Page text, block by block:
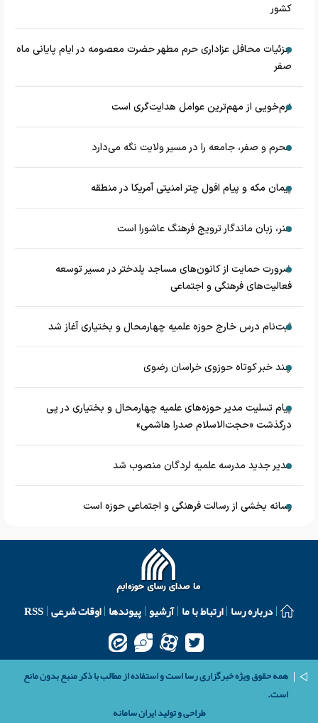
کشور
جزئیات محافل عزاداری حرم مطهر حضرت معصومه در ایام پایانی ماه
صفر
نرم‌خویی از مهم‌ترین عوامل هدایت‌گری است
محرم و صفر، جامعه را در مسیر ولایت نگه می‌دارد
پیمان مکه و پیام افول چتر امنیتی آمریکا در منطقه
هنر، زبان ماندگار ترویج فرهنگ عاشورا است
ضرورت حمایت از کانون‌های مساجد پلدختر در مسیر توسعه
فعالیت‌های فرهنگی و اجتماعی
ثبت‌نام درس خارج حوزه علمیه چهارمحال و بختیاری آغاز شد
چند خبر کوتاه حوزوی خراسان رضوی
پیام تسلیت مدیر حوزه‌های علمیه چهارمحال و بختیاری در پی
درگذشت «حجت‌الاسلام صدرا هاشمی»
مدیر جدید مدرسه علمیه لردگان منصوب شد
رسانه بخشی از رسالت فرهنگی و اجتماعی حوزه است
درباره رسا ارتباط با ما آرشیو پیوندها اوقات شرعی RSS
همه حقوق ویژه خبرگزاری رسا است و استفاده از مطالب با ذکر منبع بدون مانع
است.
طراحی و تولیدایران سامانه